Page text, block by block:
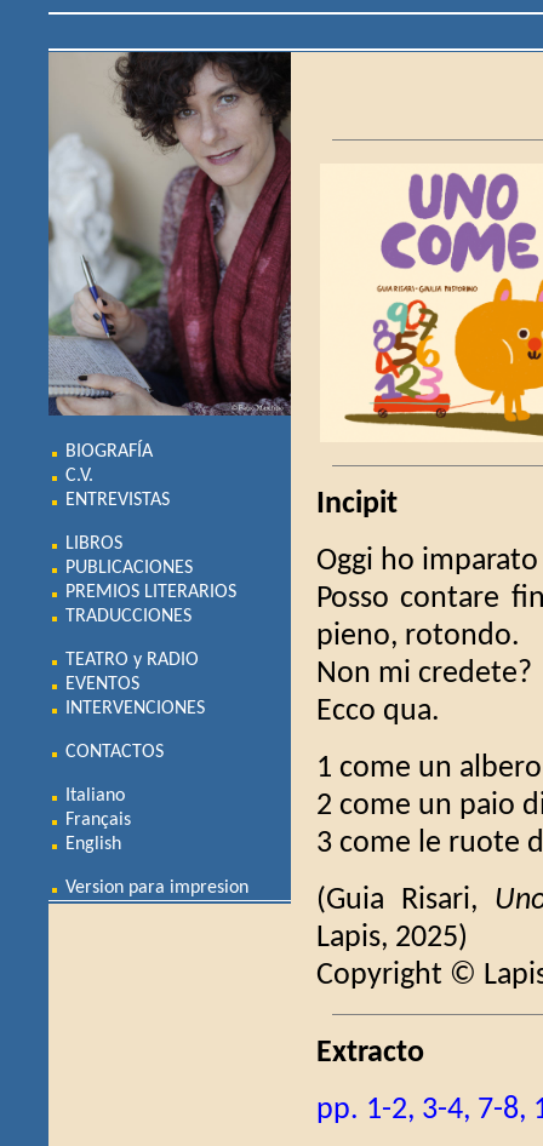
BIOGRAFÍA
C.V.
ENTREVISTAS
LIBROS
PUBLICACIONES
PREMIOS LITERARIOS
TRADUCCIONES
TEATRO y RADIO
EVENTOS
INTERVENCIONES
CONTACTOS
Italiano
Français
English
Version para impresion
Incipit
Oggi ho
Posso contare
pieno, rotondo.
Non mi credete?
Ecco qua.
1 come un
2 come un paio
3 come le ruote
(Guia Risari,
Lapis, 2025)
Copyright ©
Extracto
pp. 1-2, 3-4, 7-8,